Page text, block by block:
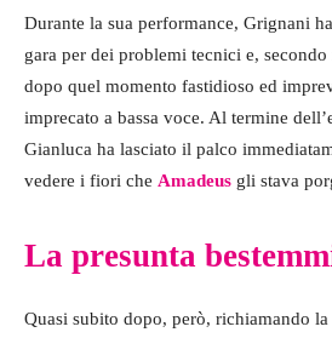
Durante la sua performance, Grignani
gara per dei problemi tecnici e,
dopo quel momento fastidioso ed
imprecato a bassa voce. Al termine
Gianluca ha lasciato il palco
vedere i fiori che Amadeus gli stava
La presunta
Quasi subito dopo, però, richiamando